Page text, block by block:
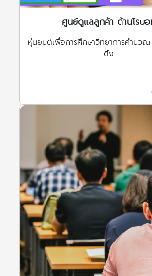
ศูนย์ดูแลลูกค้า ด้านโรบ
หุ่นยนต์เพื่อการศึกษาวิทยาการคำนวณ
ดิ้ง